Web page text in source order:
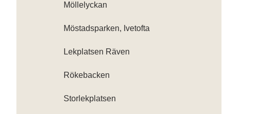
Möllelyckan
Möstadsparken, Ivetofta
Lekplatsen Räven
Rökebacken
Storlekplatsen